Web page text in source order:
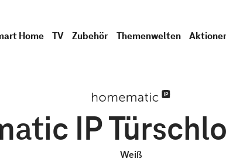
Home TV Zubehör Themenwelten
IP
Weiß